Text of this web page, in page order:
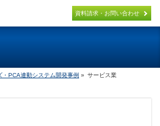
資料請求・お問い合わせ
・PCA連動システム開発事例 » サービス業
×